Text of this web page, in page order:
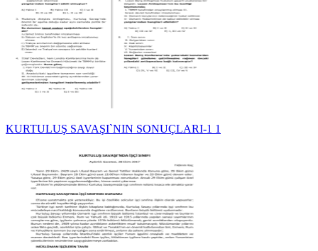
KURTULUŞ SAVAŞI`NIN SONUÇLARI-1 1